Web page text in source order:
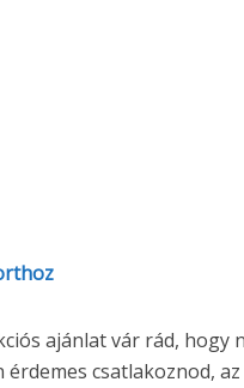
ajánlat vár rád, hogy
csatlakoznod,